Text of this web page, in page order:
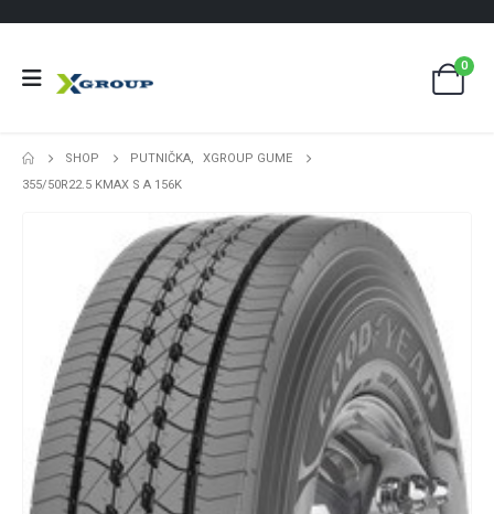
0
SHOP PUTNIČKA,
XGROUP GUME
355/50R22.5 KMAX S A 156K